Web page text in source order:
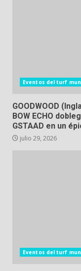
Eventos del turf
GOODWOOD
BOW ECHO
GSTAAD en un
julio 29, 2026
Eventos del turf